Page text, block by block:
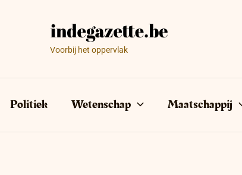
Voorbij het oppervlak
Politiek Wetenschap Maatschappij